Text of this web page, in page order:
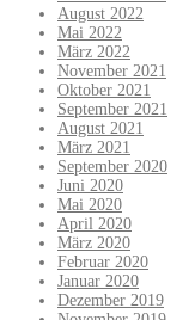
August 2022
Mai 2022
März 2022
November 2021
Oktober 2021
September 2021
August 2021
März 2021
September 2020
Juni 2020
Mai 2020
April 2020
März 2020
Februar 2020
Januar 2020
Dezember 2019